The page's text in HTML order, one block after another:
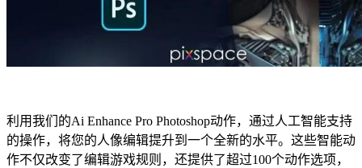
利用我们的Ai Enhance Pro Photoshop动作，通过人工智能支持
的操作，将您的人像编辑提升到一个全新的水平。这些智能动
作不仅改变了编辑游戏规则，还提供了超过100个动作选项，